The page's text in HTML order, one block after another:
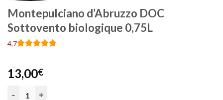
Montepulciano d’Abruzzo DOC
Sottovento biologique 0,75L
sur
notations
4,7
13,00€